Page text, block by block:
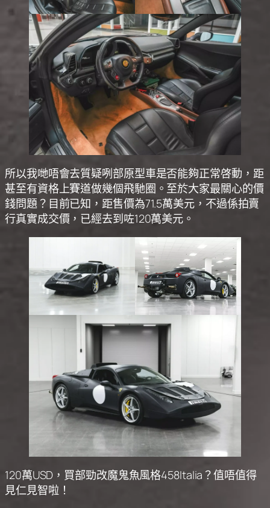
所以我哋唔會去質疑咧部原型車是否能夠正常啓動，距
甚至有資格上賽道做幾個飛馳圈。至於大家最關心的價
錢問題？目前已知，距售價為71.5萬美元，不過係拍賣
行真實成交價，已經去到咗120萬美元。
120萬USD，買部勁改魔鬼魚風格458Italia？值唔值得
見仁見智啦！